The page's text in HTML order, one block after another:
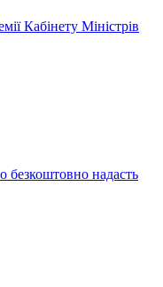
Кабінету Міністрів
безкоштовно надасть